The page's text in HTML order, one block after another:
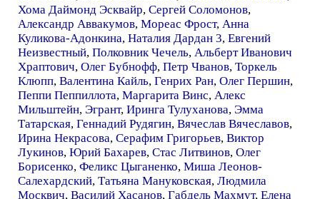
Хома Даймонд Эсквайр, Сергей Соломонов,
Александр Аввакумов, Мореас Фрост, Анна
Куликова-Адонкина, Наталия Дардан 3, Евгений
Неизвестный, Полковник Чечель, Альберт Иванович
Храптович, Олег Бубнофф, Петр Чванов, Торкель
Клюпп, Валентина Кайль, Генрих Ран, Олег Першин,
Пеппи Пеппиллота, Маргарита Винс, Алекс
Мильштейн, Эгрант, Иринга Тулуханова, Эмма
Татарская, Геннадий Рудягин, Вячеслав Вячеславов,
Ирина Некрасова, Серафим Григорьев, Виктор
Лукинов, Юрий Бахарев, Стас Литвинов, Олег
Борисенко, Феликс Цыганенко, Миша Леонов-
Салехардский, Татьяна Мануковская, Людмила
Москвич, Василий Хасанов, Габдель Махмут, Елена